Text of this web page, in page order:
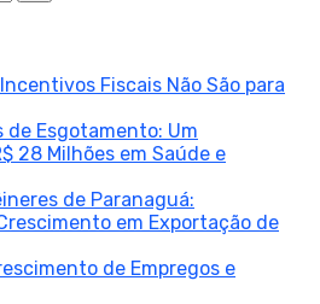
Fiscais Não São para
de Esgotamento: Um
28 Milhões em Saúde e
de Paranaguá:
em Exportação de
de Empregos e